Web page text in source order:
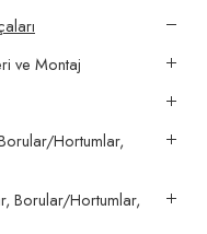
ve Montaj
Hortumlar,
Borular/Hortumlar,